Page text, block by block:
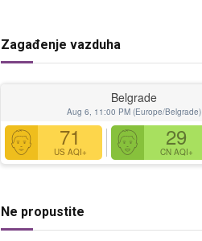
Zagađenje vazduha
Belgrade
Aug 6, 11:00 PM (Europe/Belgrade)
71
US AQI+
29
CN AQI+
Ne propustite